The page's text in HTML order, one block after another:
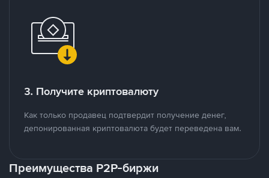
3. Получите криптовалюту
Как только продавец подтвердит получение денег,
депонированная криптовалюта будет переведена вам.
Преимущества P2P-биржи